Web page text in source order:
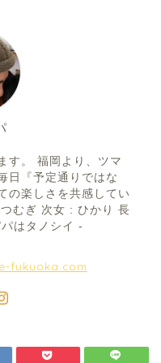
す。 福岡より、ツマ
日『予定通りではな
の楽しさを共感してい
むぎ 次女 : ひかり 長
はタノシイ -
fukuoka.com